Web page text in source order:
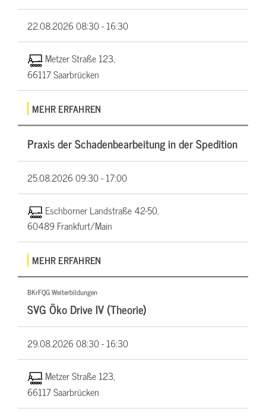
22.08.202608:30 - 16:30
Metzer Straße 123,
66117 Saarbrücken
MEHR ERFAHREN
Praxis der Schadenbearbeitung in der Spedition
25.08.202609:30 - 17:00
Eschborner Landstraße 42-50,
60489 Frankfurt/Main
MEHR ERFAHREN
BKrFQG Weiterbildungen
SVG Öko Drive IV (Theorie)
29.08.202608:30 - 16:30
Metzer Straße 123,
66117 Saarbrücken